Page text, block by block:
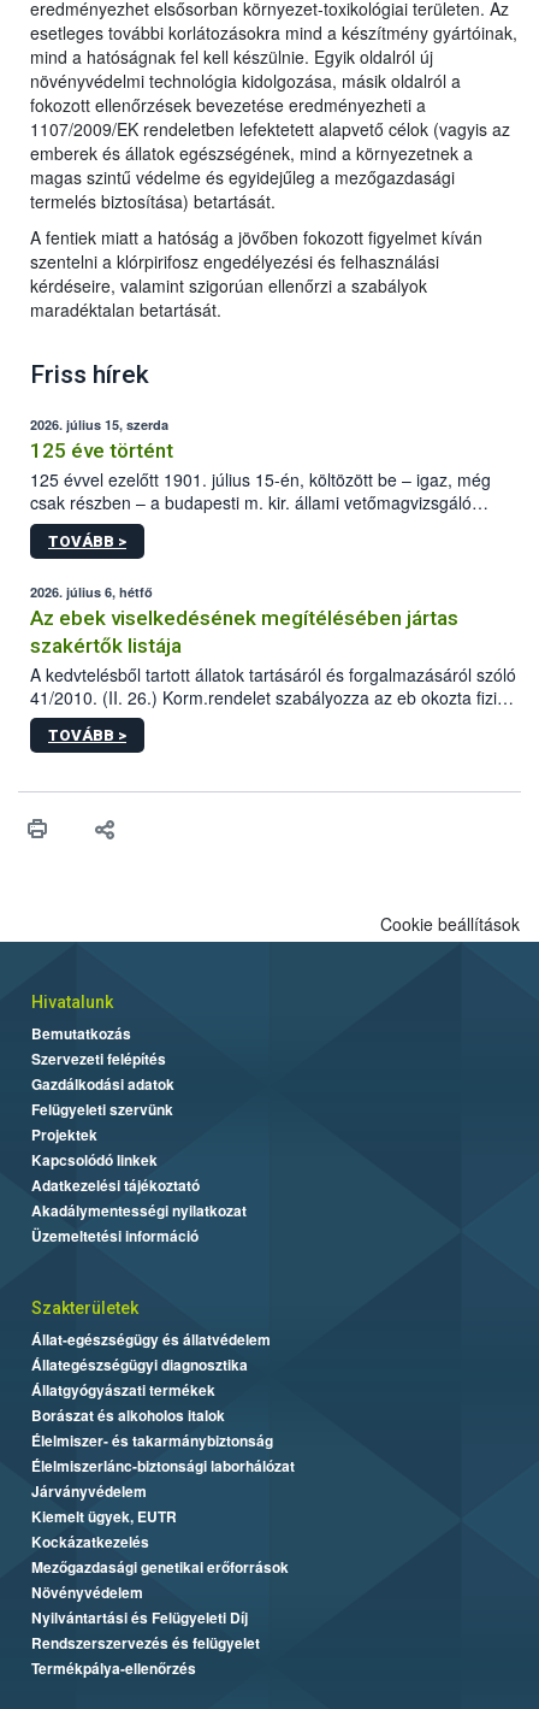
eredményezhet elsősorban környezet-toxikológiai területen. Az
esetleges további korlátozásokra mind a készítmény gyártóinak,
mind a hatóságnak fel kell készülnie. Egyik oldalról új
növényvédelmi technológia kidolgozása, másik oldalról a
fokozott ellenőrzések bevezetése eredményezheti a
1107/2009/EK rendeletben lefektetett alapvető célok (vagyis az
emberek és állatok egészségének, mind a környezetnek a
magas szintű védelme és egyidejűleg a mezőgazdasági
termelés biztosítása) betartását.
A fentiek miatt a hatóság a jövőben fokozott figyelmet kíván
szentelni a klórpirifosz engedélyezési és felhasználási
kérdéseire, valamint szigorúan ellenőrzi a szabályok
maradéktalan betartását.
Friss hírek
2026. július 15, szerda
125 éve történt
125 évvel ezelőtt 1901. július 15-én, költözött be – igaz, még
csak részben – a budapesti m. kir. állami vetőmagvizsgáló
állomás a Kis Rókus utca 15. szám alatti, Czigler Győző által
tervezett új épületébe.
TOVÁBB >
2026. július 6, hétfő
Az ebek viselkedésének megítélésében jártas
szakértők listája
A kedvtelésből tartott állatok tartásáról és forgalmazásáról szóló
41/2010. (II. 26.) Korm.rendelet szabályozza az eb okozta fizikai
sérülés, illetve ennek veszélye keletkezésekor felmerülő
hatósági feladatokat, valamint a veszélyes eb tartását és annak
vonni az ebek viselkedésének megítélésében jártas szakértőt.
TOVÁBB >
Cookie beállítások
Hivatalunk
Bemutatkozás
Szervezeti felépítés
Gazdálkodási adatok
Felügyeleti szervünk
Projektek
Kapcsolódó linkek
Adatkezelési tájékoztató
Akadálymentességi nyilatkozat
Üzemeltetési információ
Szakterületek
Állat-egészségügy és állatvédelem
Állategészségügyi diagnosztika
Állatgyógyászati termékek
Borászat és alkoholos italok
Élelmiszer- és takarmánybiztonság
Élelmiszerlánc-biztonsági laborhálózat
Járványvédelem
Kiemelt ügyek, EUTR
Kockázatkezelés
Mezőgazdasági genetikai erőforrások
Növényvédelem
Nyilvántartási és Felügyeleti Díj
Rendszerszervezés és felügyelet
Termékpálya-ellenőrzés